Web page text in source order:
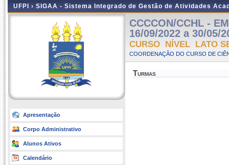
UFPI › SIGAA - Sistema Integrado de Gestão de Atividades
Apresentação
Corpo Administrativo
Alunos Ativos
Calendário
CCCCON/CCHL -
16/09/2022 a 30/05/
CURSO NÍVEL LATO
COORDENAÇÃO DO CURSO DE
Turmas